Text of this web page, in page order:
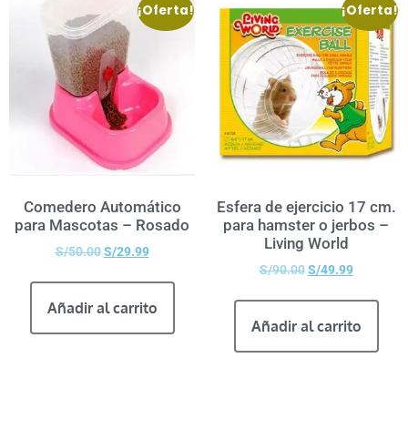
¡Oferta!
Comedero Automático
para Mascotas – Rosado
S/50.00 S/29.99
Añadir al carrito
¡Oferta!
Esfera de ejercicio 17 cm.
para hamster o jerbos –
Living World
S/90.00 S/49.99
Añadir al carrito